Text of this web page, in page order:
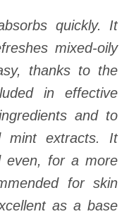
quickly. It
mixed-oily
thanks to the
in effective
and to
mint extracts. It
even, for a more
for skin
as a base